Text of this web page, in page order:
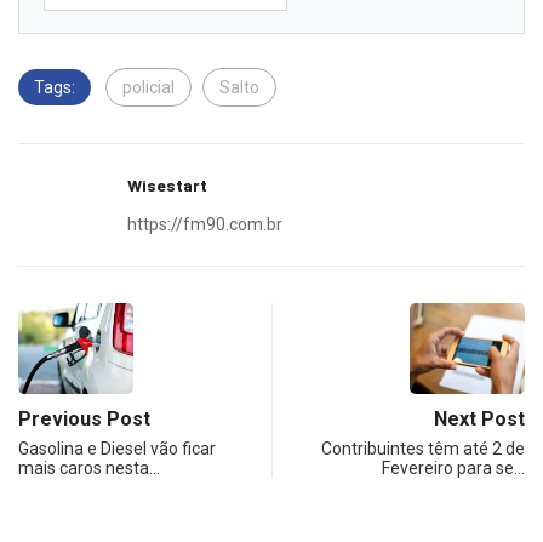
Tags: policial Salto
Wisestart
https://fm90.com.br
Previous Post
Gasolina e Diesel vão ficar
mais caros nesta…
Next Post
Contribuintes têm até 2 de
Fevereiro para se…